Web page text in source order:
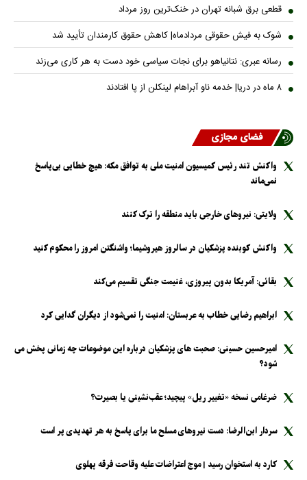
قطعی برق شبانه تهران در خنک‌ترین روز مرداد
شوک به فیش حقوقی مردادماه| کاهش حقوق کارمندان تأیید شد
رسانه عبری: نتانیاهو برای نجات سیاسی خود دست به هر کاری می‌زند
۸ ماه در دریا| خدمه ناو آبراهام لینکلن از پا افتادند
فضای مجازی
واکنش تند رئیس کمیسیون امنیت ملی به توافق مکه: هیچ خطایی بی‌پاسخ
نمی‌ماند
ولایتی: نیرو‌های خارجی باید منطقه را ترک کنند
واکنش کوبنده پزشکیان در سالروز هیروشیما؛ واشنگتن امروز را محکوم کنید
بقائی: آمریکا بدون پیروزی، غنیمت جنگی تقسیم می‌کند
ابراهیم رضایی خطاب به عربستان: امنیت را نمی‌شود از دیگران گدایی کرد
امیرحسین حسینی: صحبت های پزشکیان درباره این موضوعات چه زمانی پخش می
شود؟
ضرغامی نسخه «تغییر ریل» پیچید؛ عقب‌نشینی یا بصیرت؟
سردار ابن‌الرضا: دست نیرو‌های مسلح ما برای پاسخ به هر تهدیدی پر است
کارد به استخوان رسید | موج اعتراضات علیه وقاحت فرقه پهلوی